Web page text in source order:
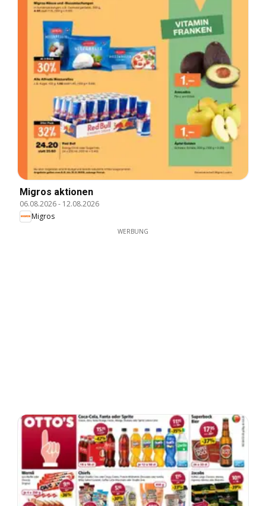
Migros aktionen
06.08.2026- 12.08.2026
Migros
WERBUNG